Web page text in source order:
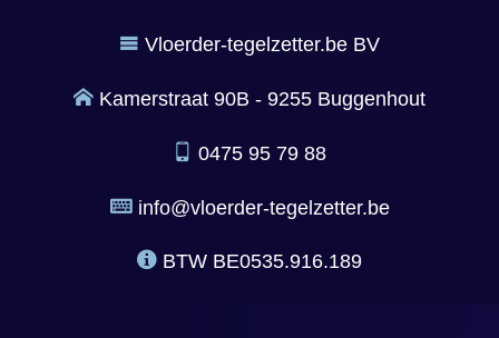
Vloerder-tegelzetter.be BV
Kamerstraat 90B - 9255 Buggenhout
0475 95 79 88
info@vloerder-tegelzetter.be
BTW BE0535.916.189